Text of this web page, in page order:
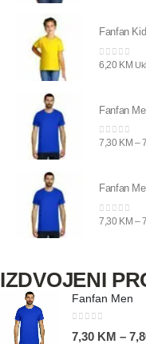
Fanfan Kid
0 out of 5
6,20 KM
Fanfan
0 out of 5
7,30 KM –
Fanfan
0 out of 5
7,30 KM –
IZDVOJENI
Fanfan Men
7,30 KM –